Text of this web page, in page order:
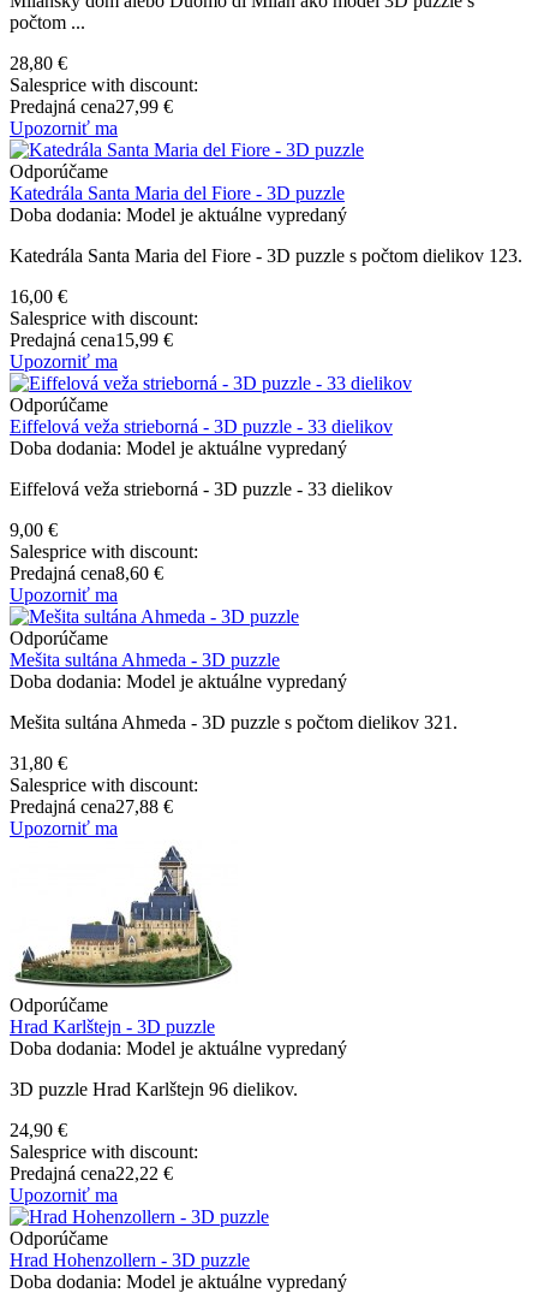
počtom ...
28,80 €
Salesprice with discount:
Predajná cena27,99 €
Upozorniť ma
Odporúčame
Katedrála Santa Maria del Fiore - 3D puzzle
Doba dodania: Model je aktuálne vypredaný
Katedrála Santa Maria del Fiore - 3D puzzle s počtom dielikov 123.
16,00 €
Salesprice with discount:
Predajná cena15,99 €
Upozorniť ma
Odporúčame
Eiffelová veža strieborná - 3D puzzle - 33 dielikov
Doba dodania: Model je aktuálne vypredaný
Eiffelová veža strieborná - 3D puzzle - 33 dielikov
9,00 €
Salesprice with discount:
Predajná cena8,60 €
Upozorniť ma
Odporúčame
Mešita sultána Ahmeda - 3D puzzle
Doba dodania: Model je aktuálne vypredaný
Mešita sultána Ahmeda - 3D puzzle s počtom dielikov 321.
31,80 €
Salesprice with discount:
Predajná cena27,88 €
Upozorniť ma
Odporúčame
Hrad Karlštejn - 3D puzzle
Doba dodania: Model je aktuálne vypredaný
3D puzzle Hrad Karlštejn 96 dielikov.
24,90 €
Salesprice with discount:
Predajná cena22,22 €
Upozorniť ma
Odporúčame
Hrad Hohenzollern - 3D puzzle
Doba dodania: Model je aktuálne vypredaný